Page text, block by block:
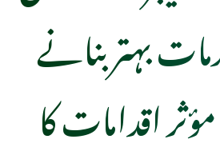
بہتر بنانے
اقدامات کا